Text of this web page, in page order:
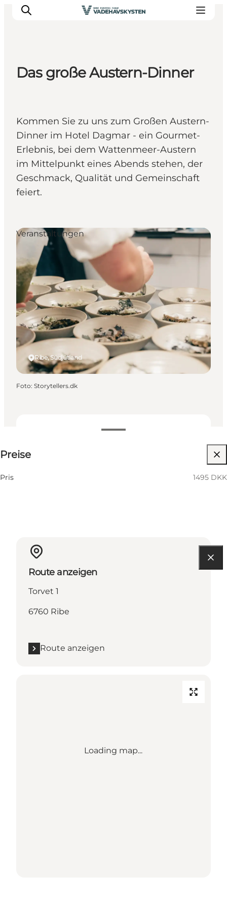
Fanø
Mandø
Wattenmeer
Essen und Schlafen
Veranstaltungen
Das große Austern-Dinner
Kommen Sie zu uns zum Großen Austern-
Dinner im Hotel Dagmar - ein Gourmet-
Erlebnis, bei dem Wattenmeer-Austern
im Mittelpunkt eines Abends stehen, der
Geschmack, Qualität und Gemeinschaft
feiert.
Preise
Pris 1495 DKK
Ribe, Südjütland
Veranstaltungen
Foto: Storytellers.dk
Route anzeigen
Torvet 1
6760 Ribe
Route anzeigen
Loading map...